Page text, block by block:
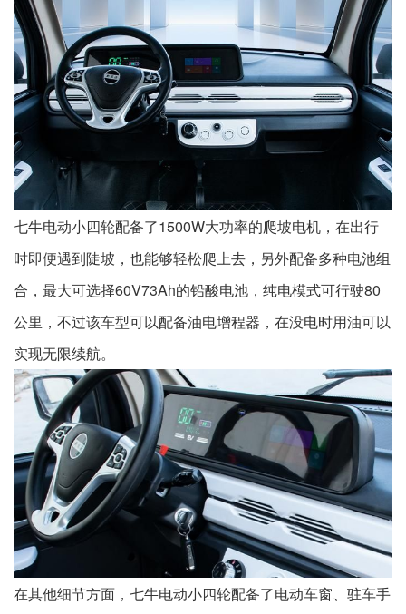
七牛电动小四轮配备了1500W大功率的爬坡电机，在出行
时即便遇到陡坡，也能够轻松爬上去，另外配备多种电池组
合，最大可选择60V73Ah的铅酸电池，纯电模式可行驶80
公里，不过该车型可以配备油电增程器，在没电时用油可以
实现无限续航。
在其他细节方面，七牛电动小四轮配备了电动车窗、驻车手